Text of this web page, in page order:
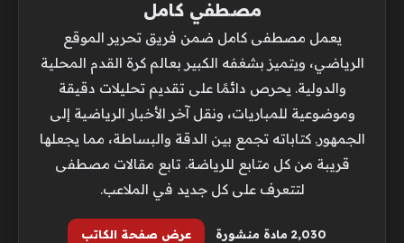
مصطفي كامل
يعمل مصطفى كامل ضمن فريق تحرير الموقع
الرياضي، ويتميز بشغفه الكبير بعالم كرة القدم المحلية
والدولية. يحرص دائمًا على تقديم تحليلات دقيقة
وموضوعية للمباريات، ونقل آخر الأخبار الرياضية إلى
الجمهور. كتاباته تجمع بين الدقة والبساطة، مما يجعلها
قريبة من كل متابع للرياضة. تابع مقالات مصطفى
لتتعرف على كل جديد في الملاعب.
2٬030 مادة منشورة عرض صفحة الكاتب